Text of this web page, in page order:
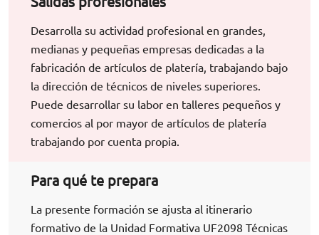
Desarrolla su actividad profesional en grandes,
medianas y pequeñas empresas dedicadas a la
fabricación de artículos de platería, trabajando bajo
la dirección de técnicos de niveles superiores.
Puede desarrollar su labor en talleres pequeños y
comercios al por mayor de artículos de platería
trabajando por cuenta propia.
Para qué te prepara
La presente formación se ajusta al itinerario
formativo de la Unidad Formativa UF2098 Técnicas